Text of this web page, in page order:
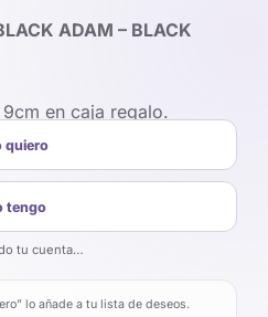
ADAM – BLACK
en caja regalo.
quiero
tengo
tu cuenta…
lo añade a tu lista de deseos.